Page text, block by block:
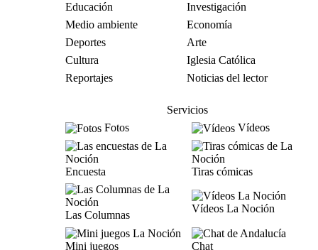
Educación
Investigación
Medio ambiente
Economía
Deportes
Arte
Cultura
Iglesia Católica
Reportajes
Noticias del lector
Servicios
Fotos
Vídeos
Encuesta Tiras cómicas
Las Columnas
Vídeos La Noción
Mini juegos
Chat